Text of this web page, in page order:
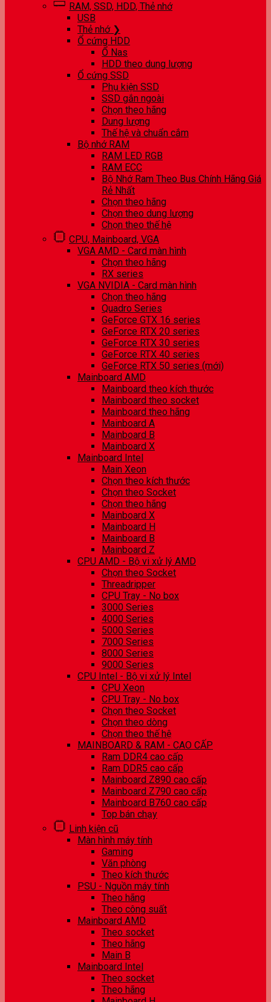
RAM, SSD, HDD, Thẻ nhớ
USB
Thẻ nhớ ❯
Ổ cứng HDD
Ổ Nas
HDD theo dung lượng
Ổ cứng SSD
Phụ kiện SSD
SSD gắn ngoài
Chọn theo hãng
Dung lượng
Thế hệ và chuẩn cắm
Bộ nhớ RAM
RAM LED RGB
RAM ECC
Bộ Nhớ Ram Theo Bus Chính Hãng Giá
Rẻ Nhất
Chọn theo hãng
Chọn theo dung lượng
Chọn theo thế hệ
CPU, Mainboard, VGA
VGA AMD - Card màn hình
Chọn theo hãng
RX series
VGA NVIDIA - Card màn hình
Chọn theo hãng
Quadro Series
GeForce GTX 16 series
GeForce RTX 20 series
GeForce RTX 30 series
GeForce RTX 40 series
GeForce RTX 50 series (mới)
Mainboard AMD
Mainboard theo kích thước
Mainboard theo socket
Mainboard theo hãng
Mainboard A
Mainboard B
Mainboard X
Mainboard Intel
Main Xeon
Chọn theo kích thước
Chọn theo Socket
Chọn theo hãng
Mainboard X
Mainboard H
Mainboard B
Mainboard Z
CPU AMD - Bộ vi xử lý AMD
Chọn theo Socket
Threadripper
CPU Tray - No box
3000 Series
4000 Series
5000 Series
7000 Series
8000 Series
9000 Series
CPU Intel - Bộ vi xử lý Intel
CPU Xeon
CPU Tray - No box
Chọn theo Socket
Chọn theo dòng
Chọn theo thế hệ
MAINBOARD & RAM - CAO CẤP
Ram DDR4 cao cấp
Ram DDR5 cao cấp
Mainboard Z890 cao cấp
Mainboard Z790 cao cấp
Mainboard B760 cao cấp
Top bán chạy
Linh kiện cũ
Màn hình máy tính
Gaming
Văn phòng
Theo kích thước
PSU - Nguồn máy tính
Theo hãng
Theo công suất
Mainboard AMD
Theo socket
Theo hãng
Main B
Mainboard Intel
Theo socket
Theo hãng